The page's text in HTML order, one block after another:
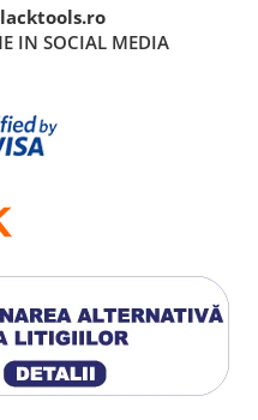
IN SOCIAL MEDIA